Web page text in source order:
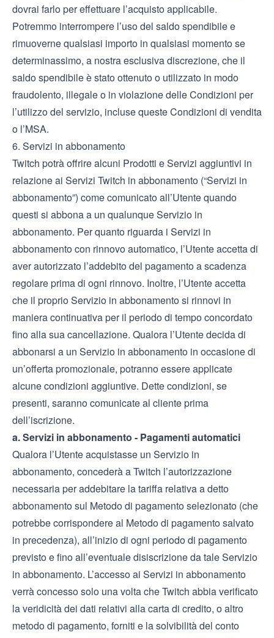
dovrai farlo per effettuare l’acquisto applicabile.
Potremmo interrompere l’uso del saldo spendibile e
rimuoverne qualsiasi importo in qualsiasi momento se
determinassimo, a nostra esclusiva discrezione, che il
saldo spendibile è stato ottenuto o utilizzato in modo
fraudolento, illegale o in violazione delle Condizioni per
l’utilizzo del servizio, incluse queste Condizioni di vendita
o l’MSA.
6. Servizi in abbonamento
Twitch potrà offrire alcuni Prodotti e Servizi aggiuntivi in
relazione ai Servizi Twitch in abbonamento (“Servizi in
abbonamento”) come comunicato all’Utente quando
questi si abbona a un qualunque Servizio in
abbonamento. Per quanto riguarda i Servizi in
abbonamento con rinnovo automatico, l’Utente accetta di
aver autorizzato l’addebito del pagamento a scadenza
regolare prima di ogni rinnovo. Inoltre, l’Utente accetta
che il proprio Servizio in abbonamento si rinnovi in
maniera continuativa per il periodo di tempo concordato
fino alla sua cancellazione. Qualora l’Utente decida di
abbonarsi a un Servizio in abbonamento in occasione di
un’offerta promozionale, potranno essere applicate
alcune condizioni aggiuntive. Dette condizioni, se
presenti, saranno comunicate al cliente prima
dell’iscrizione.
a. Servizi in abbonamento - Pagamenti automatici
Qualora l’Utente acquistasse un Servizio in
abbonamento, concederà a Twitch l’autorizzazione
necessaria per addebitare la tariffa relativa a detto
abbonamento sul Metodo di pagamento selezionato (che
potrebbe corrispondere al Metodo di pagamento salvato
in precedenza), all’inizio di ogni periodo di pagamento
previsto e fino all’eventuale disiscrizione da tale Servizio
in abbonamento. L’accesso ai Servizi in abbonamento
verrà concesso solo una volta che Twitch abbia verificato
la veridicità dei dati relativi alla carta di credito, o altro
metodo di pagamento, forniti e la solvibilità del conto